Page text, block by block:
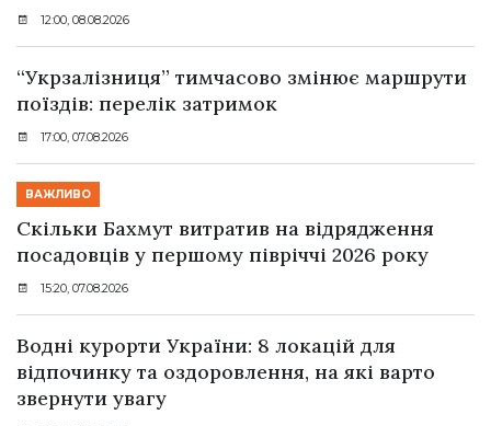
12:00, 08.08.2026
“Укрзалізниця” тимчасово змінює маршрути
поїздів: перелік затримок
17:00, 07.08.2026
ВАЖЛИВО
Скільки Бахмут витратив на відрядження
посадовців у першому півріччі 2026 року
15:20, 07.08.2026
Водні курорти України: 8 локацій для
відпочинку та оздоровлення, на які варто
звернути увагу